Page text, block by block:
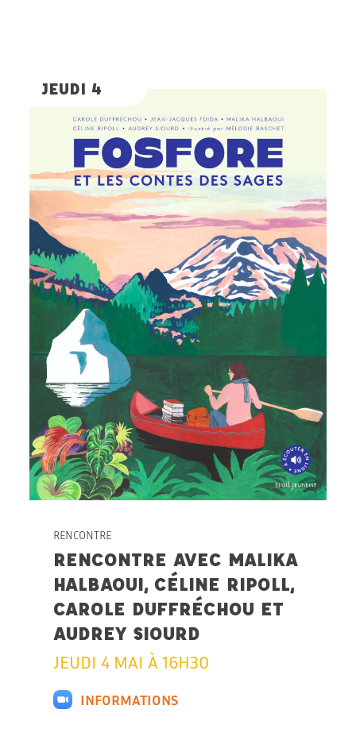
JEUDI 4
RENCONTRE
RENCONTRE AVEC MALIKA
HALBAOUI, CÉLINE RIPOLL,
CAROLE DUFFRÉCHOU ET
AUDREY SIOURD
JEUDI 4 MAI À 16H30
INFORMATIONS